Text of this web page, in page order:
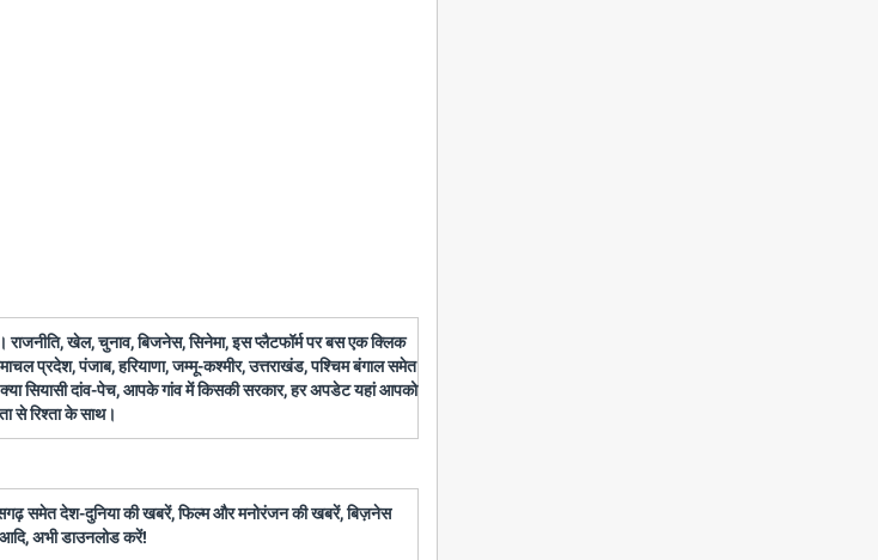
खेल, चुनाव, बिजनेस, सिनेमा, इस प्लैटफॉर्म पर बस एक क्लिक
प्रदेश, पंजाब, हरियाणा, जम्मू-कश्मीर, उत्तराखंड, पश्चिम बंगाल समेत
सियासी दांव-पेच, आपके गांव में किसकी सरकार, हर अपडेट यहां आपको
से रिश्ता के साथ।
समेत देश-दुनिया की खबरें, फिल्म और मनोरंजन की खबरें, बिज़नेस
अभी डाउनलोड करें!